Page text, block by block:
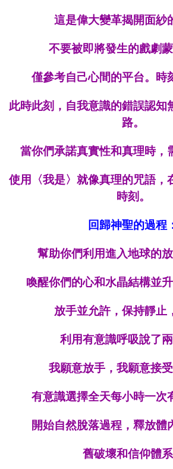
這是偉大變革揭開面紗
不要被即將發生的戲劇蒙
僅參考自己心間的平台。時
此時此刻， 自我意識的錯誤認知
路。
當你們承諾真實性和真理時，
使用〈我是〉就像真理的咒語，
時刻。
回歸神聖的過程
幫助你們利用進入地球的
喚醒你們的心和水晶結構並升
放手並允許，保持靜止
利用有意識呼吸說了兩
我願意放手，我願意接受
有意識選擇全天每小時一次
開始自然脫落過程，釋放體
舊破壞和信仰體系